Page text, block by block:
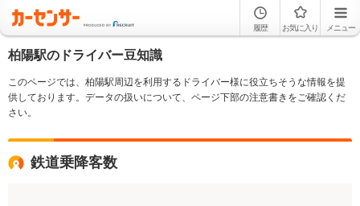
履歴 お気に入り メニュー
柏陽駅のドライバー豆知識
このページでは、柏陽駅周辺を利用するドライバー様に役立ちそうな情報を提
供しております。データの扱いについて、ページ下部の注意書きをご確認くだ
さい。
鉄道乗降客数